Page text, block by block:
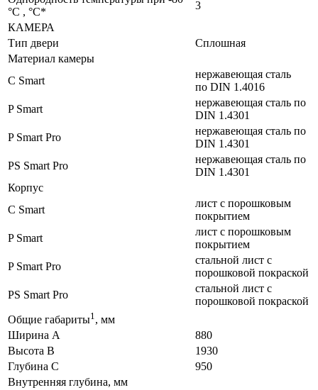
°C , °C*
3
КАМЕРА
Тип двери
Сплошная
Материал камеры
C Smart
нержавеющая сталь
по DIN 1.4016
P Smart
нержавеющая сталь по
DIN 1.4301
P Smart Pro
нержавеющая сталь по
DIN 1.4301
PS Smart Pro
нержавеющая сталь по
DIN 1.4301
Корпус
C Smart
лист с порошковым
покрытием
P Smart
лист с порошковым
покрытием
P Smart Pro
стальной лист с
порошковой покраской
PS Smart Pro
стальной лист с
порошковой покраской
Общие габариты1 , мм
Ширина A
880
Высота B
1930
Глубина C
950
Внутренняя глубина, мм